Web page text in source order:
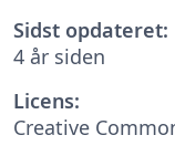
Sidst opdateret:
4 år siden
Licens:
Creative